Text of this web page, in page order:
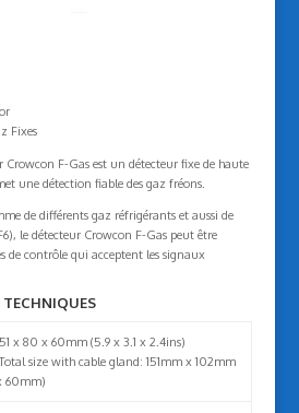
Fixes
Crowcon F-Gas est un détecteur fixe de haute
une détection fiable des gaz fréons.
de différents gaz réfrigérants et aussi de
le détecteur Crowcon F-Gas peut être
de contrôle qui acceptent les signaux
x 80 x 60mm (5.9 x 3.1 x 2.4ins)
size with cable gland: 151mm x 102mm
60mm)